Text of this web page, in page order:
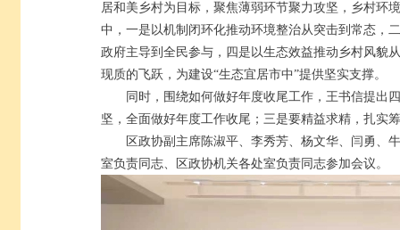
居和美乡村为目标，聚焦薄弱环节聚力攻坚，乡村环
中，一是以机制闭环化推动环境整治从突击到常态，
政府主导到全民参与，四是以生态效益推动乡村风貌
现质的飞跃，为建设“生态宜居市中”提供坚实支撑。
同时，围绕如何做好年度收尾工作，王书信提出
坚，全面做好年度工作收尾；三是要精益求精，扎实
区政协副主席陈淑平、李秀芳、杨文华、闫勇、
室负责同志、区政协机关各处室负责同志参加会议。